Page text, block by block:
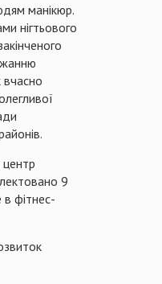
манікюр.
нігтьового
вчасно
центр
9
в фітнес-